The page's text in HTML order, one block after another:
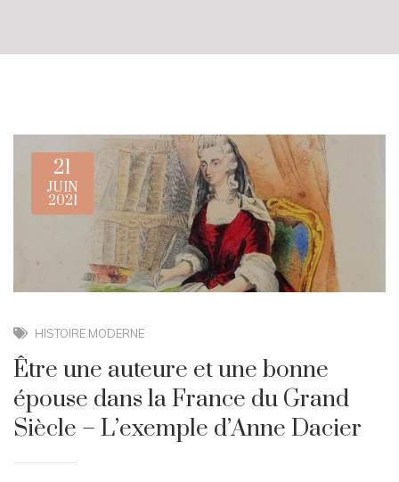
21
JUIN
2021
HISTOIRE MODERNE
Être une auteure et une bonne
épouse dans la France du Grand
Siècle – L’exemple d’Anne Dacier